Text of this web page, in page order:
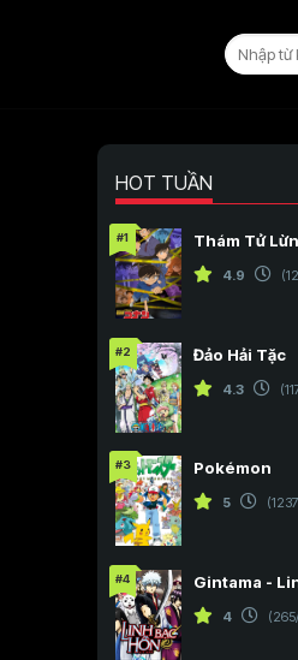
HOT TUẦN
#1 Thám Tử
4.9
#2 Đảo Hải Tặc
4.3
#3 Pokémon
5
#4 Gintama -
4